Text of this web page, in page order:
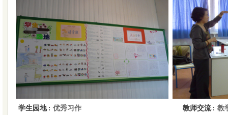
学生园地: 优秀习作 教师交流: 教